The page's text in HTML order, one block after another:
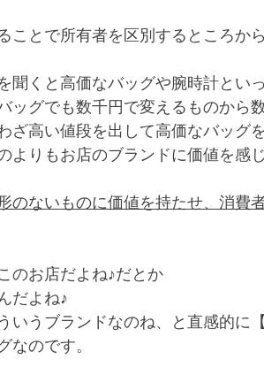
ことで所有者を区別するところか
聞くと高価なバッグや腕時計とい
ッグでも数千円で変えるものから
ざ高い値段を出して高価なバッグ
よりもお店のブランドに価値を感
のないものに価値を持たせ、消費
のお店だよね♪だとか
だよね♪
いうブランドなのね、と直感的に
のです。